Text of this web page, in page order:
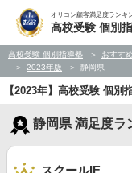
オリコン顧客満足度ランキ
高校受験 個別
高校受験 個別指導塾
おすす
2023年版
静岡県
【2023年】高校受験 個
静岡県 満足度ラ